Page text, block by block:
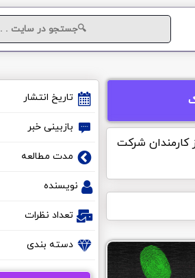
گفته است به زودی 5 درصد از کارمندان شرکت
تاریخ انتشار
بازبینی خبر
مدت مطالعه
نویسنده
تعداد نظرات
دسته بندی